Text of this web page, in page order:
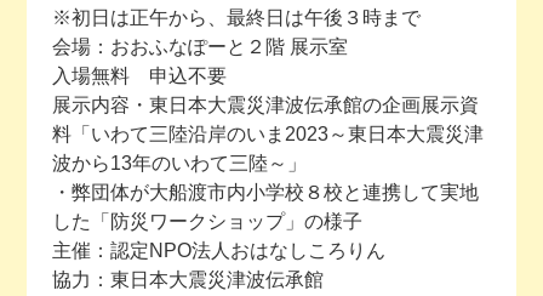
※初日は正午から、最終日は午後３時まで
会場：おおふなぽーと２階 展示室
入場無料 申込不要
展示内容・東日本大震災津波伝承館の企画展示資
料「いわて三陸沿岸のいま2023～東日本大震災津
波から13年のいわて三陸～」
・弊団体が大船渡市内小学校８校と連携して実地
した「防災ワークショップ」の様子
主催：認定NPO法人おはなしころりん
協力：東日本大震災津波伝承館